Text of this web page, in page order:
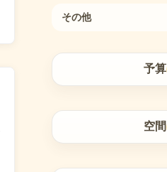
その他
予算
空間